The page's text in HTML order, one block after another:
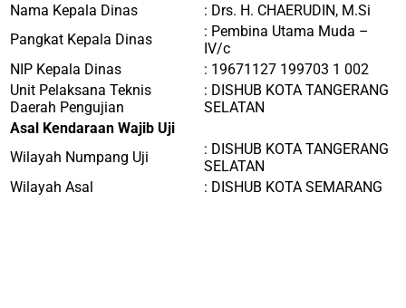
Nama Kepala Dinas
: Drs. H. CHAERUDIN, M.Si
Pangkat Kepala Dinas
: Pembina Utama Muda –
IV/c
NIP Kepala Dinas
: 19671127 199703 1 002
Unit Pelaksana Teknis
Daerah Pengujian
: DISHUB KOTA TANGERANG
SELATAN
Asal Kendaraan Wajib Uji
Wilayah Numpang Uji
: DISHUB KOTA TANGERANG
SELATAN
Wilayah Asal
: DISHUB KOTA SEMARANG